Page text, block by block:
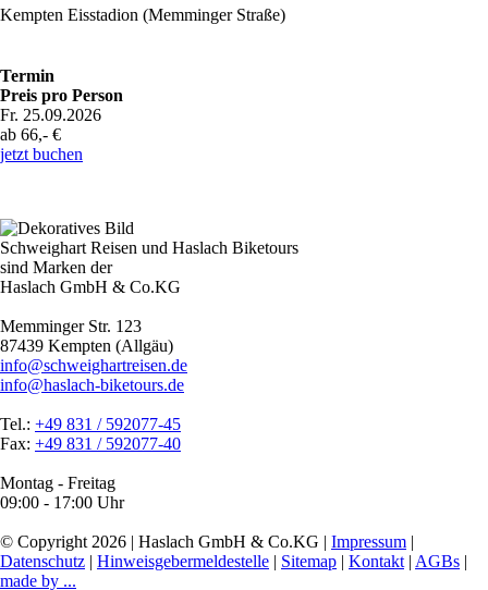
Kempten Eisstadion (Memminger Straße)
Termin
Preis pro Person
Fr. 25.09.2026
ab 66,- €
jetzt buchen
Schweighart Reisen und Haslach Biketours
sind Marken der
Haslach GmbH & Co.KG
Memminger Str. 123
87439 Kempten (Allgäu)
info@schweighartreisen.de
info@haslach-biketours.de
Tel.: +49 831 / 592077-45
Fax: +49 831 / 592077-40
Montag - Freitag
09:00 - 17:00 Uhr
© Copyright 2026 | Haslach GmbH & Co.KG | Impressum |
Datenschutz | Hinweisgebermeldestelle | Sitemap | Kontakt | AGBs |
made by ...